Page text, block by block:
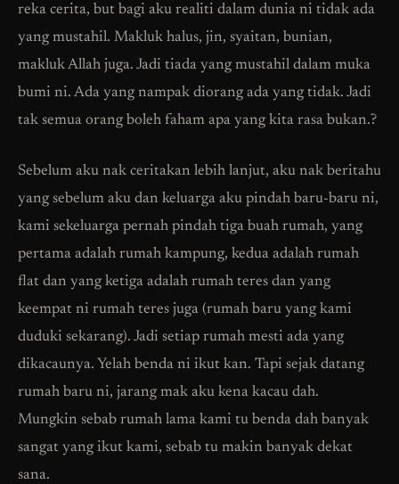
reka cerita, but bagi aku realiti dalam dunia ni tidak ada
yang mustahil. Makluk halus, jin, syaitan, bunian,
makluk Allah juga. Jadi tiada yang mustahil dalam muka
bumi ni. Ada yang nampak diorang ada yang tidak. Jadi
tak semua orang boleh faham apa yang kita rasa bukan.?
Sebelum aku nak ceritakan lebih lanjut, aku nak beritahu
yang sebelum aku dan keluarga aku pindah baru-baru ni,
kami sekeluarga pernah pindah tiga buah rumah, yang
pertama adalah rumah kampung, kedua adalah rumah
flat dan yang ketiga adalah rumah teres dan yang
keempat ni rumah teres juga (rumah baru yang kami
duduki sekarang). Jadi setiap rumah mesti ada yang
dikacaunya. Yelah benda ni ikut kan. Tapi sejak datang
rumah baru ni, jarang mak aku kena kacau dah.
Mungkin sebab rumah lama kami tu benda dah banyak
sangat yang ikut kami, sebab tu makin banyak dekat
sana.